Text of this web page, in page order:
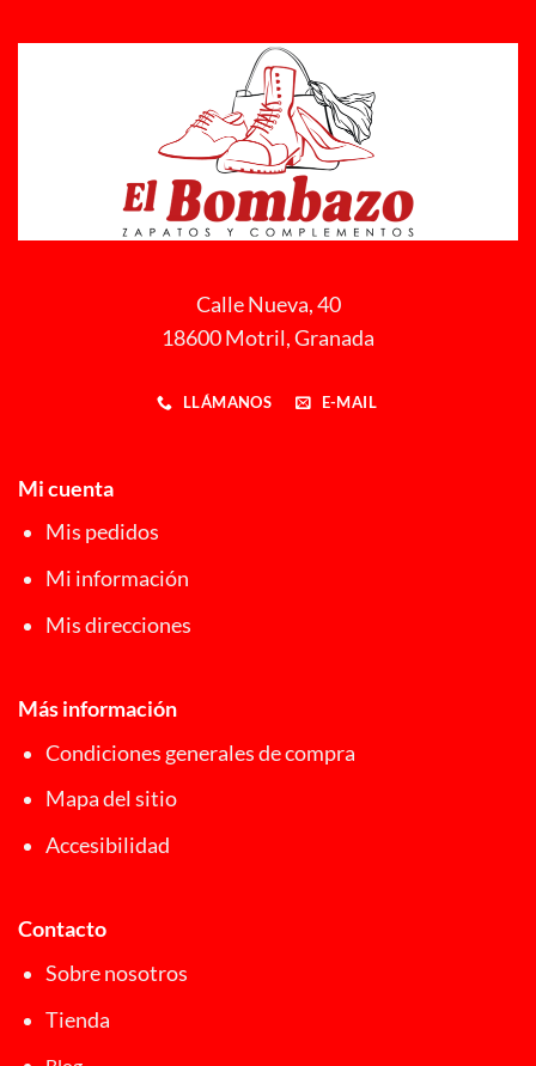
Calle Nueva, 40
18600 Motril, Granada
LLÁMANOS E-MAIL
Mi cuenta
Mis pedidos
Mi información
Mis direcciones
Más información
Condiciones generales de compra
Mapa del sitio
Accesibilidad
Contacto
Sobre nosotros
Tienda